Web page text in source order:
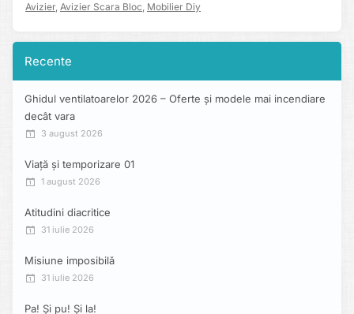
Avizier, Avizier Scara Bloc, Mobilier Diy
Recente
Ghidul ventilatoarelor 2026 – Oferte și modele mai incendiare
decât vara
3 august 2026
Viață și temporizare 01
1 august 2026
Atitudini diacritice
31 iulie 2026
Misiune imposibilă
31 iulie 2026
Pa! Și pu! Și la!